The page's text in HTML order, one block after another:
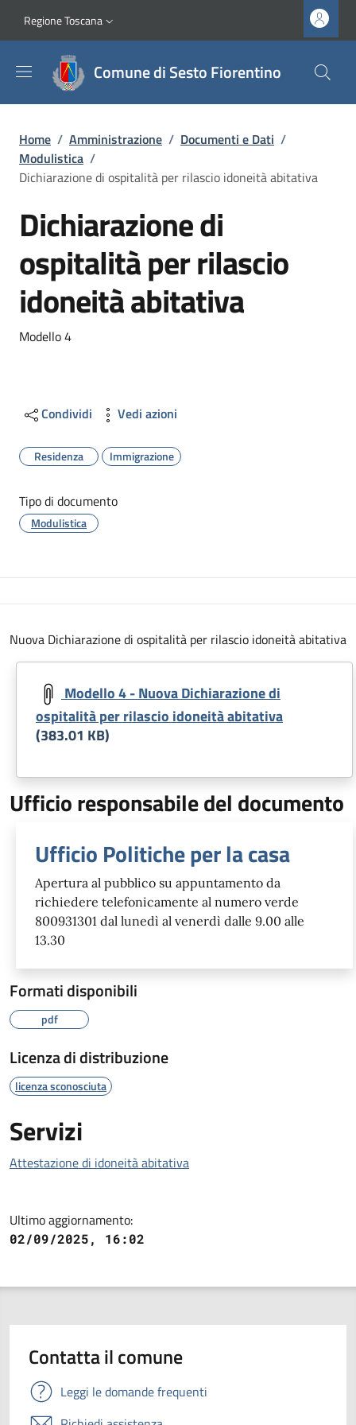
Slim top
Regione Toscana
Comune di Sesto Fiorentino
Briciole di pane
Home / Amministrazione / Documenti e Dati /
Modulistica /
Dichiarazione di ospitalità per rilascio idoneità abitativa
Dichiarazione di
ospitalità per rilascio
idoneità abitativa
Dettagli
Modello 4
Condividi Vedi azioni
Residenza Immigrazione
Tipo di documento
Modulistica
Descrizione
Nuova Dichiarazione di ospitalità per rilascio idoneità abitativa
Modello 4 - Nuova Dichiarazione di
ospitalità per rilascio idoneità abitativa
(383.01 KB)
Ufficio responsabile del documento
Ufficio Politiche per la casa
Apertura al pubblico su appuntamento da
richiedere telefonicamente al numero verde
800931301 dal lunedì al venerdì dalle 9.00 alle
13.30
Formati disponibili
pdf
Licenza di distribuzione
licenza sconosciuta
Servizi
Attestazione di idoneità abitativa
Ultimo aggiornamento:
02/09/2025, 16:02
Contatta il comune
Leggi le domande frequenti